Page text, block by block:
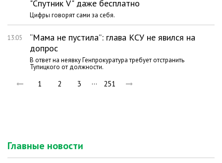
"Спутник V" даже бесплатно
Цифры говорят сами за себя.
13:05
“Мама не пустила”: глава КСУ не явился на
допрос
В ответ на неявку Генпрокуратура требует отстранить
Тупицкого от должности.
1 2 3 … 251
Главные новости